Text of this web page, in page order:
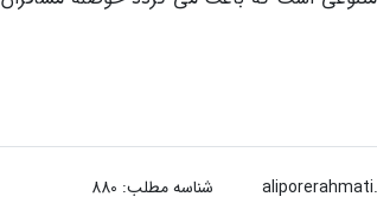
شناسه مطلب: 880